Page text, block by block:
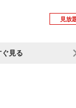
見放
見る